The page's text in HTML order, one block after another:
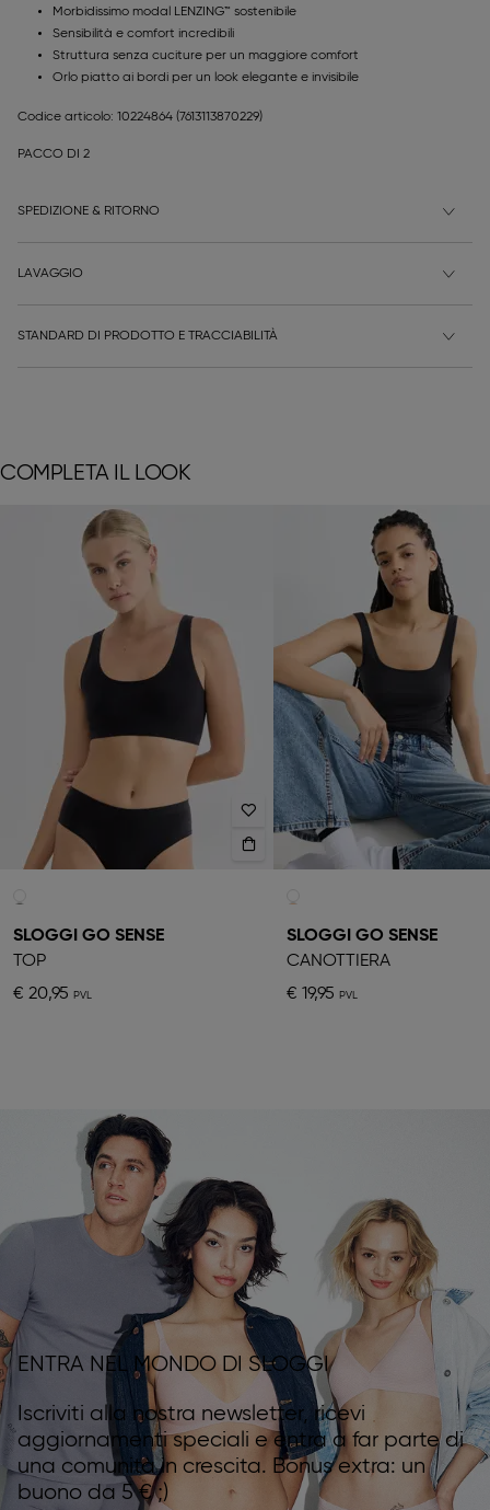
Morbidissimo modal LENZING™ sostenibile
Sensibilità e comfort incredibili
Struttura senza cuciture per un maggiore comfort
Orlo piatto ai bordi per un look elegante e invisibile
Codice articolo: 10224864 (7613113870229)
PACCO DI 2
SPEDIZIONE & RITORNO
LAVAGGIO
STANDARD DI PRODOTTO E TRACCIABILITÀ
COMPLETA IL LOOK
SLOGGI GO SENSE
TOP
€ 20,95
SLOGGI GO SENSE
CANOTTIERA
€ 19,95
ENTRA NEL MONDO DI SLOGGI
Iscriviti alla nostra newsletter, ricevi
aggiornamenti speciali e entra a far parte di
una comunità in crescita. Bonus extra: un
buono da 5 € ;)